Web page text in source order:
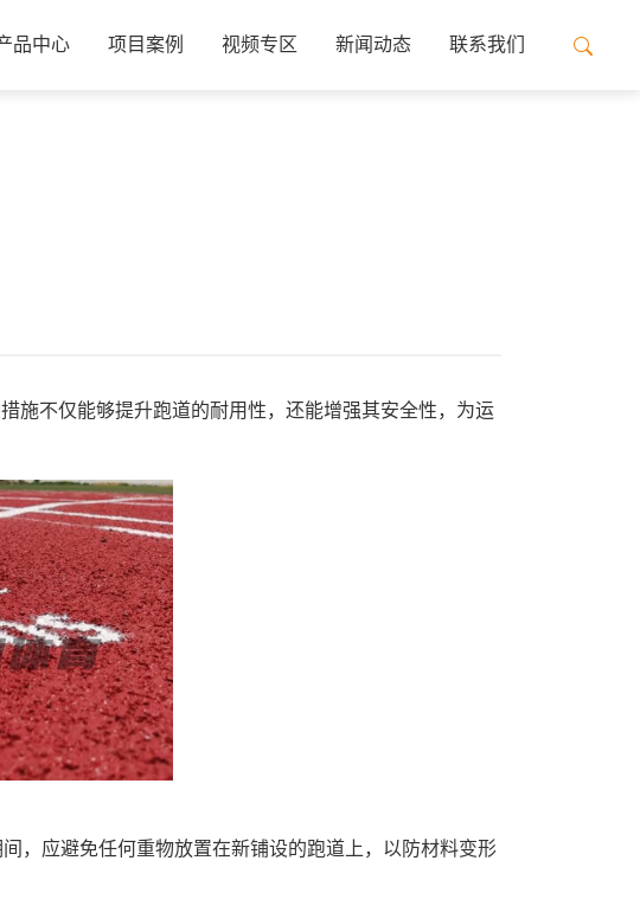
品中心 项目案例 视频专区 新闻动态 联系我们
施不仅能够提升跑道的耐用性，还能增强其安全性，为运
，应避免任何重物放置在新铺设的跑道上，以防材料变形